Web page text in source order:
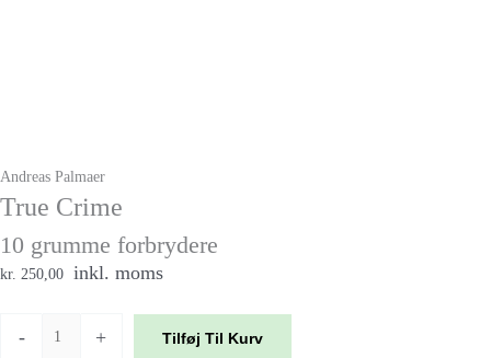
Andreas Palmaer
True Crime
10 grumme forbrydere
kr. 250,00 inkl. moms
- + Tilføj Til Kurv